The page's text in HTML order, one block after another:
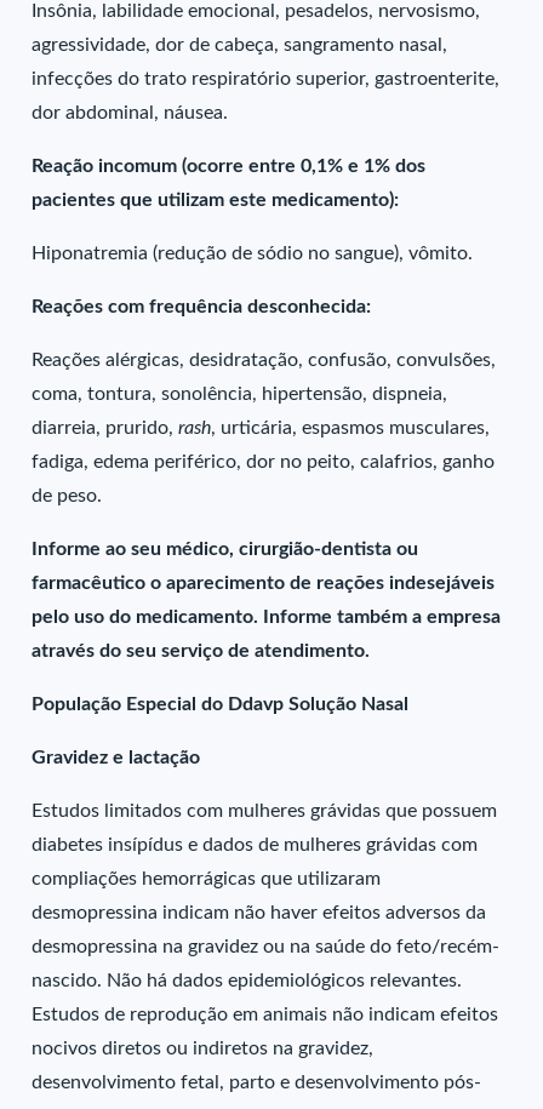
Insônia, labilidade emocional, pesadelos, nervosismo,
agressividade, dor de cabeça, sangramento nasal,
infecções do trato respiratório superior, gastroenterite,
dor abdominal, náusea.
Reação incomum (ocorre entre 0,1% e 1% dos
pacientes que utilizam este medicamento):
Hiponatremia (redução de sódio no sangue), vômito.
Reações com frequência desconhecida:
Reações alérgicas, desidratação, confusão, convulsões,
coma, tontura, sonolência, hipertensão, dispneia,
diarreia, prurido,rash, urticária, espasmos musculares,
fadiga, edema periférico, dor no peito, calafrios, ganho
de peso.
Informe ao seu médico, cirurgião-dentista ou
farmacêutico o aparecimento de reações indesejáveis
pelo uso do medicamento. Informe também a empresa
através do seu serviço de atendimento.
População Especial do Ddavp Solução Nasal
Gravidez e lactação
Estudos limitados com mulheres grávidas que possuem
diabetes insípídus e dados de mulheres grávidas com
compliações hemorrágicas que utilizaram
desmopressina indicam não haver efeitos adversos da
desmopressina na gravidez ou na saúde do feto/recém-
nascido. Não há dados epidemiológicos relevantes.
Estudos de reprodução em animais não indicam efeitos
nocivos diretos ou indiretos na gravidez,
desenvolvimento fetal, parto e desenvolvimento pós-